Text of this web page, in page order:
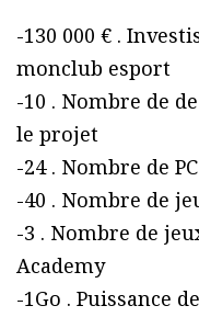
-130 000 € .
monclub esport
-10 . Nombre de
le projet
-24 . Nombre de PC
-40 . Nombre de
-3 . Nombre de
Academy
-1Go . Puissance